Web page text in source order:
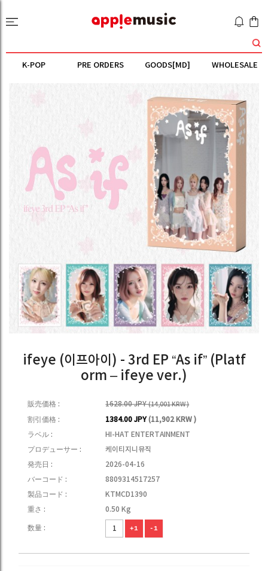
K-POP PRE ORDERS GOODS[MD] WHOLESALE
ifeye (이프아이) - 3rd EP “As if” (Platf
orm – ifeye ver.)
販売価格 : 1628.00 JPY(14,001 KRW )
割引価格 : 1384.00 JPY(11,902 KRW )
ラベル :
HI-HAT ENTERTAINMENT
プロデューサー :
케이티지니뮤직
発売日 :
2026-04-16
バーコード :
8809314517257
製品コード :
KTMCD1390
重さ :
0.50 Kg
数量 : +1 -1